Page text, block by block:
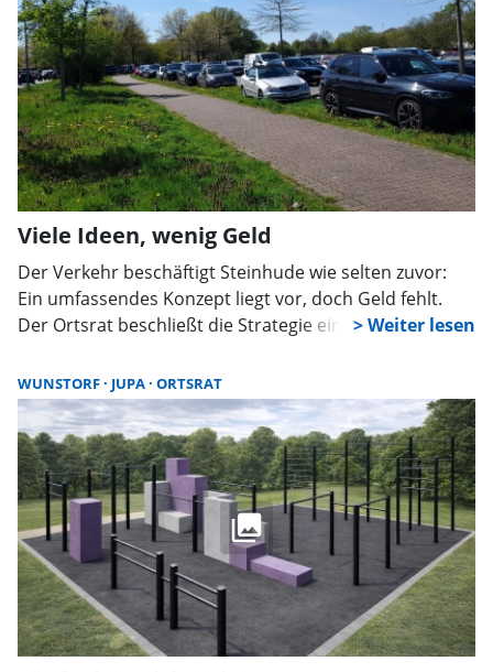
Viele Ideen, wenig Geld
Der Verkehr beschäftigt Steinhude wie selten zuvor:
Ein umfassendes Konzept liegt vor, doch Geld fehlt.
Der Ortsrat beschließt die Strategie einstimmig, ringt
nun konkret vorbereitet werden.
WUNSTORF JUPA ORTSRAT